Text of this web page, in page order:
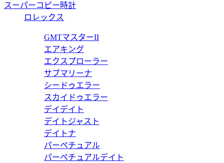
ピー 42 226658 【2022年新作】
ピー 126655 【2020年新作】
ピー 268621 【2020年新作】
スーパーコピー時計
ロレックス
GMTマスターII
エアキング
エクスプローラー
サブマリーナ
シードゥエラー
スカイドゥエラー
デイデイト
デイトジャスト
デイトナ
パーペチュアル
パーペチュアルデイト